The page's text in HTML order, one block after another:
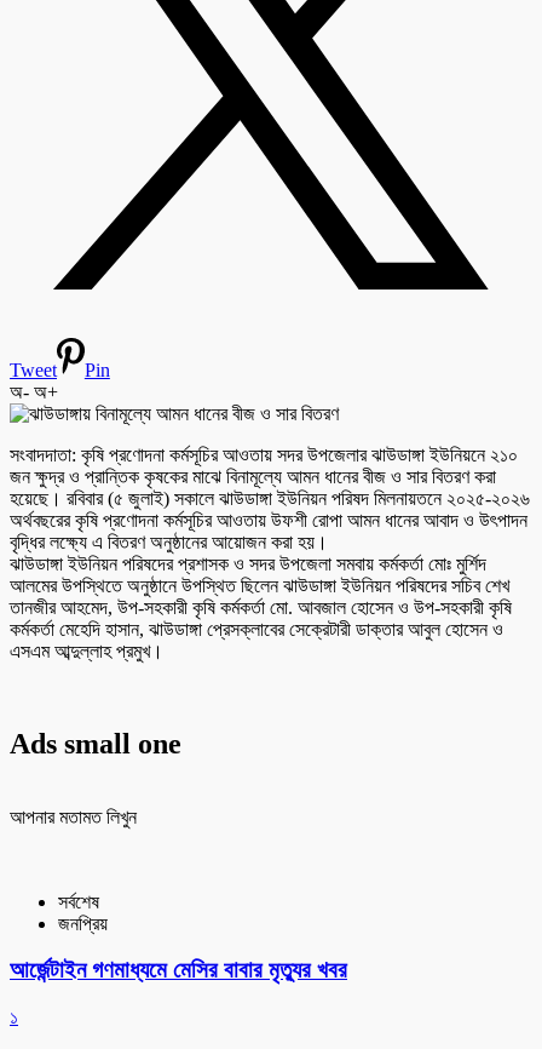
Tweet
Pin
অ- অ+
সংবাদদাতা: কৃষি প্রণোদনা কর্মসূচির আওতায় সদর উপজেলার ঝাউডাঙ্গা ইউনিয়নে ২১০
জন ক্ষুদ্র ও প্রান্তিক কৃষকের মাঝে বিনামূল্যে আমন ধানের বীজ ও সার বিতরণ করা
হয়েছে। রবিবার (৫ জুলাই) সকালে ঝাউডাঙ্গা ইউনিয়ন পরিষদ মিলনায়তনে ২০২৫-২০২৬
অর্থবছরের কৃষি প্রণোদনা কর্মসূচির আওতায় উফশী রোপা আমন ধানের আবাদ ও উৎপাদন
বৃদ্ধির লক্ষ্যে এ বিতরণ অনুষ্ঠানের আয়োজন করা হয়।
ঝাউডাঙ্গা ইউনিয়ন পরিষদের প্রশাসক ও সদর উপজেলা সমবায় কর্মকর্তা মোঃ মুর্শিদ
আলমের উপস্থিতে অনুষ্ঠানে উপস্থিত ছিলেন ঝাউডাঙ্গা ইউনিয়ন পরিষদের সচিব শেখ
তানজীর আহমেদ, উপ-সহকারী কৃষি কর্মকর্তা মো. আবজাল হোসেন ও উপ-সহকারী কৃষি
কর্মকর্তা মেহেদি হাসান, ঝাউডাঙ্গা প্রেসক্লাবের সেক্রেটারী ডাক্তার আবুল হোসেন ও
এসএম আব্দুল্লাহ প্রমুখ।
Ads small one
আপনার মতামত লিখুন
সর্বশেষ
জনপ্রিয়
আর্জেন্টাইন গণমাধ্যমে মেসির বাবার মৃত্যুর খবর
১